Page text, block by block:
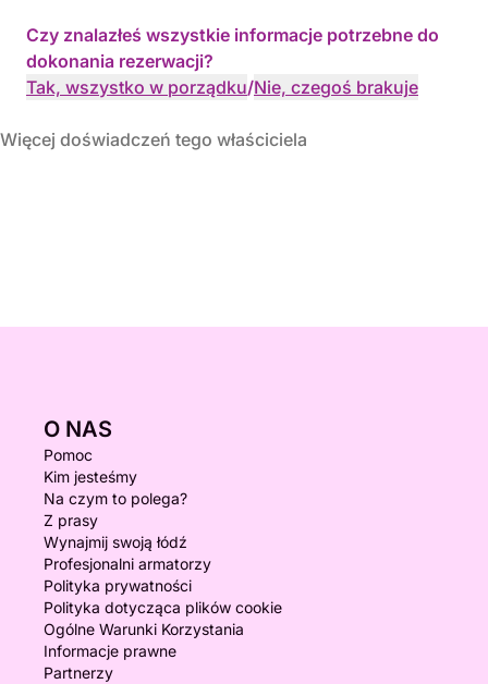
Czy znalazłeś wszystkie informacje potrzebne do
dokonania rezerwacji?
Tak, wszystko w porządku/Nie, czegoś brakuje
Więcej doświadczeń tego właściciela
O NAS
Pomoc
Kim jesteśmy
Na czym to polega?
Z prasy
Wynajmij swoją łódź
Profesjonalni armatorzy
Polityka prywatności
Polityka dotycząca plików cookie
Ogólne Warunki Korzystania
Informacje prawne
Partnerzy